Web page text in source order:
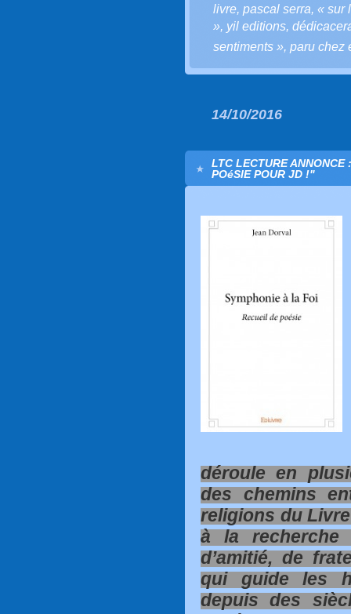
livre, pascal serra, « sur
», yil editions,
sentiments », paru chez
14/10/2016
LTC LECTURE ANNONCE
POéSIE POUR JD !"
déroule en
des chemins
religions du
à la recherche
d’amitié, de
qui guide les
depuis des